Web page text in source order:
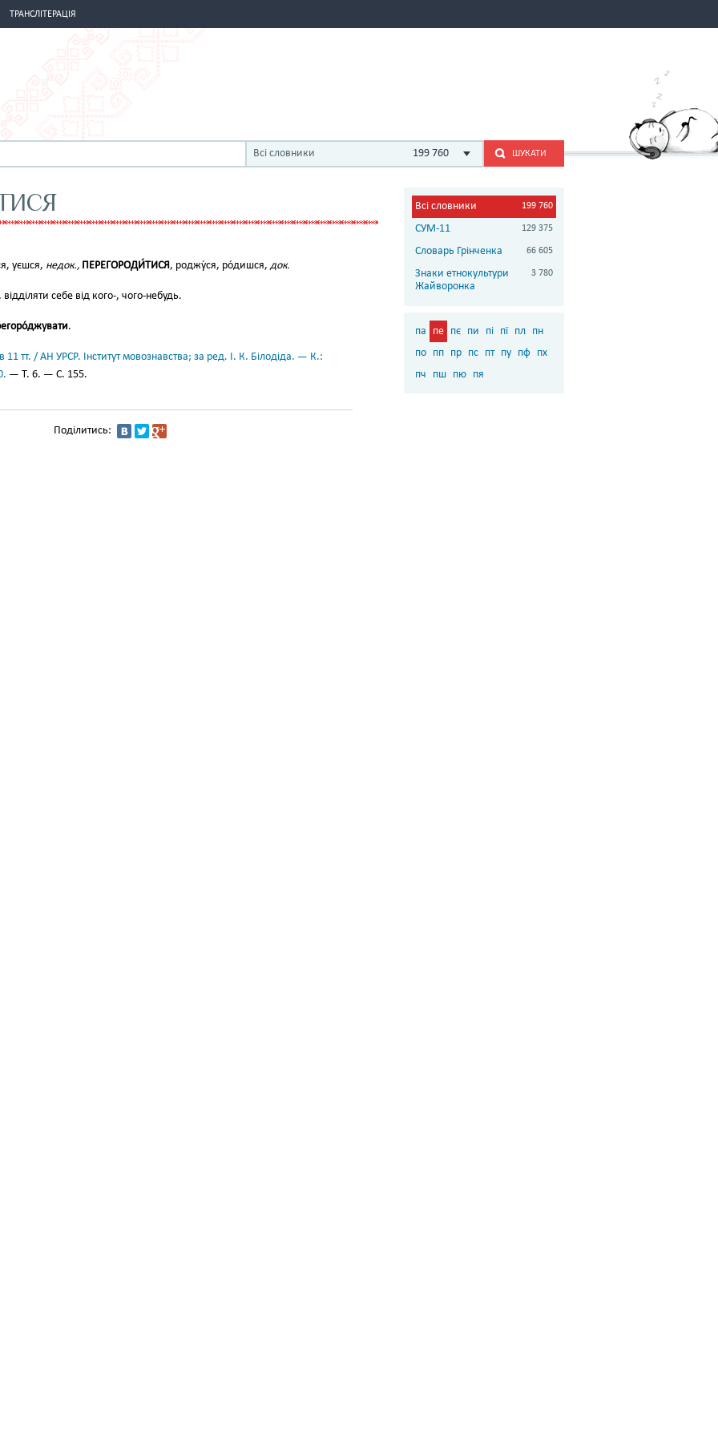
ТРАНСЛІТЕРАЦІЯ
Всі словники 199 760 ШУКАТИ
уєшся, недок., ПЕРЕГОРОДИ́ТИСЯ, роджу́ся, ро́дишся, док.
відділяти себе від кого-, чого-небудь.
.
11 тт. / АН УРСР. Інститут мовознавства; за ред. І. К. Білодіда. — К.:
— Т. 6. — С. 155.
Поділитись:
Всі словники 199 760
СУМ-11 129 375
Словарь Грінченка 66 605
Знаки етнокультури
Жайворонка
3 780
па пе пє пи пі пї пл
пн
по пп пр пс пт пу пф пх
пч
пш пю пя